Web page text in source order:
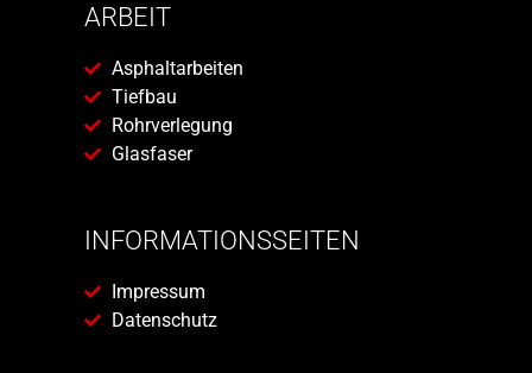
ARBEIT
Asphaltarbeiten
Tiefbau
Rohrverlegung
Glasfaser
INFORMATIONSSEITEN
Impressum
Datenschutz